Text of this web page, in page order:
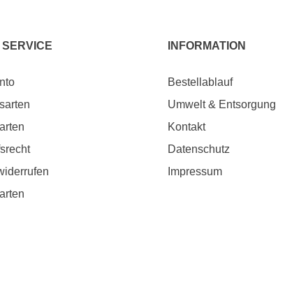
INFORMATION
Bestellablauf
Umwelt & Entsorgung
Kontakt
Datenschutz
Impressum